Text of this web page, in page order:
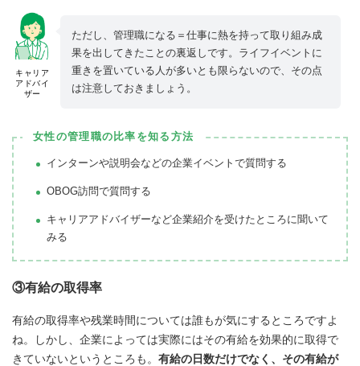
キャリア
アドバイ
ザー
ただし、管理職になる＝仕事に熱を持って取り組み成
果を出してきたことの裏返しです。ライフイベントに
重きを置いている人が多いとも限らないので、その点
は注意しておきましょう。
女性の管理職の比率を知る方法
インターンや説明会などの企業イベントで質問する
OBOG訪問で質問する
キャリアアドバイザーなど企業紹介を受けたところに聞いて
みる
③有給の取得率
有給の取得率や残業時間については誰もが気にするところですよ
ね。しかし、企業によっては実際にはその有給を効果的に取得で
きていないというところも。 有給の日数だけでなく、その有給が